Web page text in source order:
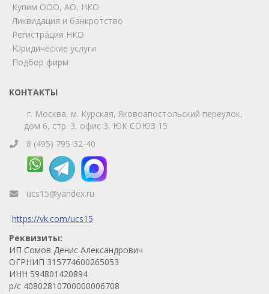
Купим ООО, АО, НКО
Ликвидация и банкротство
Регистрация НКО
Юридические услуги
Подбор фирм
КОНТАКТЫ
г. Москва, м. Курская, Яковоапостольский переулок,
дом 6, стр. 3, офис 3, ЮК СОЮЗ 15
8 (495) 795-32-40
ucs15@yandex.ru
https://vk.com/ucs15
Реквизиты:
ИП Сомов Денис Александрович
ОГРНИП 315774600265053
ИНН 594801420894
р/с 40802810700000006708
Telegram
Телефон